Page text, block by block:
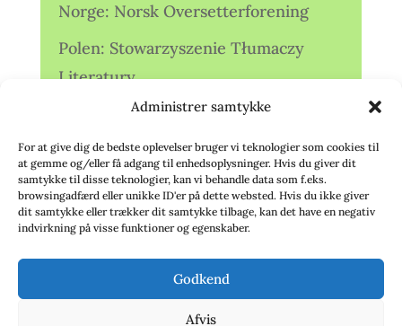
Administrer samtykke
For at give dig de bedste oplevelser bruger vi teknologier som cookies til
at gemme og/eller få adgang til enhedsoplysninger. Hvis du giver dit
samtykke til disse teknologier, kan vi behandle data som f.eks.
browsingadfærd eller unikke ID'er på dette websted. Hvis du ikke giver
dit samtykke eller trækker dit samtykke tilbage, kan det have en negativ
indvirkning på visse funktioner og egenskaber.
Godkend
Afvis
Norge: Norsk Oversetterforening
Polen: Stowarzyszenie Tłumaczy
Literatury
Storbritannien: Translators
Association (TA)
Sverige: Översättarsektionen (Ö.)
Sverige: Översättarcentrum (ÖC)
deutschsprachiger Übersetzer (VdÜ)